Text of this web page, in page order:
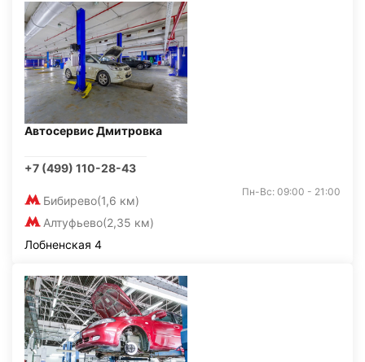
Автосервис Дмитровка
+7 (499) 110-28-43
Бибирево(1,6 км)
Алтуфьево(2,35 км)
Пн-Вс: 09:00 - 21:00
Лобненская 4